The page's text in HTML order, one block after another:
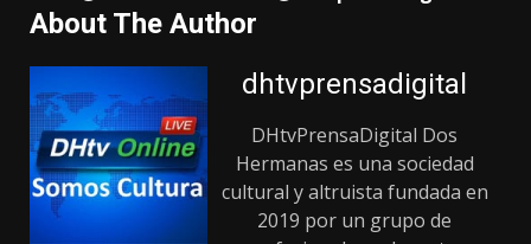
About The Author
dhtvprensadigital
DHtvPrensaDigital Dos
Hermanas es una sociedad
cultural y altruista fundada en
2019 por un grupo de